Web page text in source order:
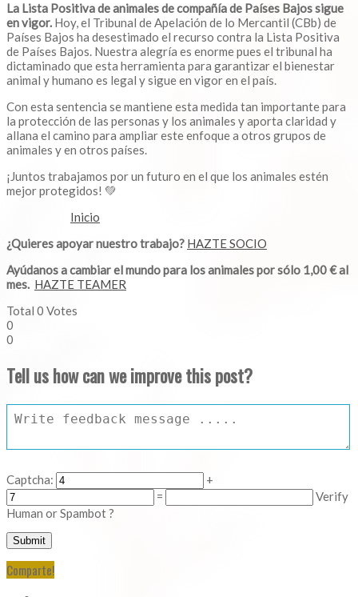
La Lista Positiva de animales de compañía de Países Bajos sigue
en vigor. Hoy, el Tribunal de Apelación de lo Mercantil (CBb) de
Países Bajos ha desestimado el recurso contra la Lista Positiva
de Países Bajos. Nuestra alegría es enorme pues el tribunal ha
dictaminado que esta herramienta para garantizar el bienestar
animal y humano es legal y sigue en vigor en el país.
Con esta sentencia se mantiene esta medida tan importante para
la protección de las personas y los animales y aporta claridad y
allana el camino para ampliar este enfoque a otros grupos de
animales y en otros países.
¡Juntos trabajamos por un futuro en el que los animales estén
mejor protegidos! 💚
Inicio
¿Quieres apoyar nuestro trabajo? HAZTE SOCIO
Ayúdanos a cambiar el mundo para los animales por sólo 1,00 € al
mes. HAZTE TEAMER
Total 0 Votes
0
0
Tell us how can we improve this post?
Captcha:
+
=
Verify
Human or Spambot ?
Comparte!